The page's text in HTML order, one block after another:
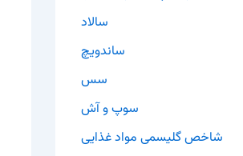
سالاد
ساندویچ
سس
سوپ و آش
شاخص گلیسمی مواد غذایی